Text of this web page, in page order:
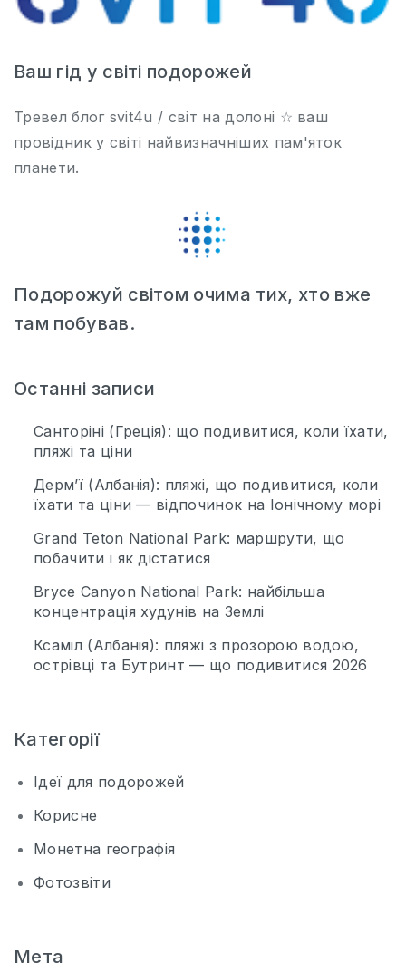
Ваш гід у світі подорожей
Тревел блог svit4u / світ на долоні ☆ ваш
провідник у світі найвизначніших пам'яток
планети.
Подорожуй світом очима тих, хто вже
там побував.
Останні записи
Санторіні (Греція): що подивитися, коли їхати,
пляжі та ціни
Дерм’ї (Албанія): пляжі, що подивитися, коли
їхати та ціни — відпочинок на Іонічному морі
Grand Teton National Park: маршрути, що
побачити і як дістатися
Bryce Canyon National Park: найбільша
концентрація худунів на Землі
Ксаміл (Албанія): пляжі з прозорою водою,
острівці та Бутринт — що подивитися 2026
Категорії
Ідеї для подорожей
Корисне
Монетна географія
Фотозвіти
Мета